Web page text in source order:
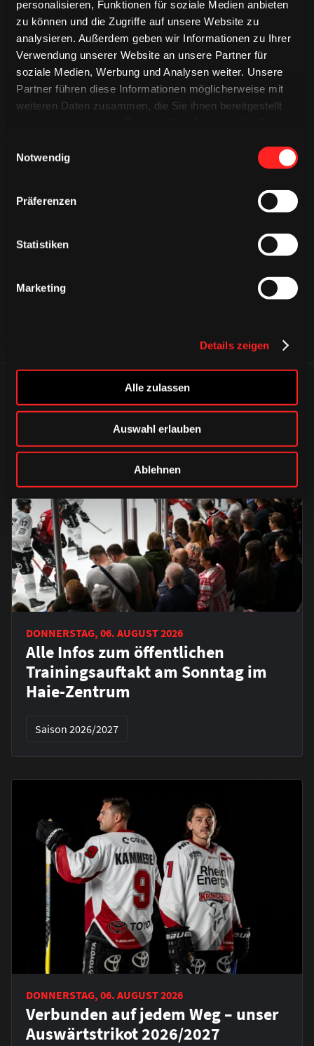
personalisieren, Funktionen für soziale Medien anbieten
zu können und die Zugriffe auf unsere Website zu
analysieren. Außerdem geben wir Informationen zu Ihrer
Verwendung unserer Website an unsere Partner für
soziale Medien, Werbung und Analysen weiter. Unsere
Partner führen diese Informationen möglicherweise mit
weiteren Daten zusammen, die Sie ihnen bereitgestellt
Notwendig
Präferenzen
Statistiken
Marketing
Details zeigen
Alle zulassen
Auswahl erlauben
Ablehnen
TRIKOTS
ÄHNLICHE NEWS
DONNERSTAG, 06. AUGUST 2026
Alle Infos zum öffentlichen
Trainingsauftakt am Sonntag im
Haie-Zentrum
Saison 2026/2027
DONNERSTAG, 06. AUGUST 2026
Verbunden auf jedem Weg – unser
Auswärtstrikot 2026/2027